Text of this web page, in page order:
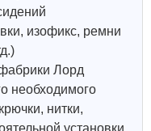
изофикс, ремни
Лорд
необходимого
нитки,
установки